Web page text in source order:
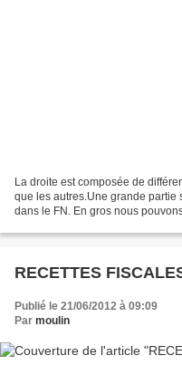
La droite est composée de
que les autres.Une grande partie
dans le FN. En gros nous
RECETTES
Publié le 21/06/2012 à 09:09
Par moulin